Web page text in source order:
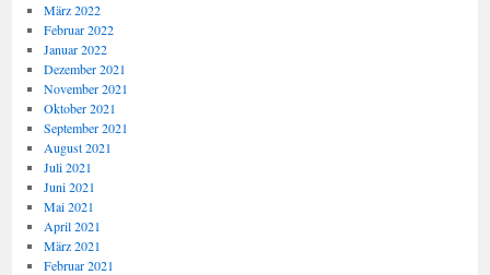
März 2022
Februar 2022
Januar 2022
Dezember 2021
November 2021
Oktober 2021
September 2021
August 2021
Juli 2021
Juni 2021
Mai 2021
April 2021
März 2021
Februar 2021